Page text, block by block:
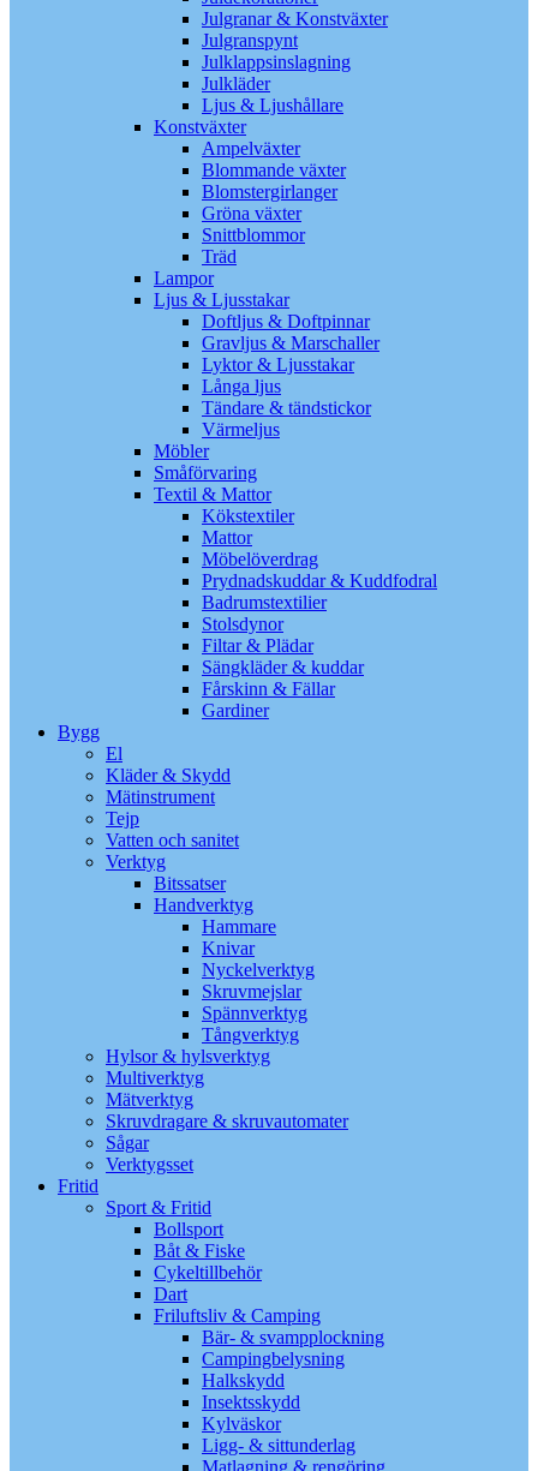
Julgranar & Konstväxter
Julgranspynt
Julklappsinslagning
Julkläder
Ljus & Ljushållare
Konstväxter
Ampelväxter
Blommande växter
Blomstergirlanger
Gröna växter
Snittblommor
Träd
Lampor
Ljus & Ljusstakar
Doftljus & Doftpinnar
Gravljus & Marschaller
Lyktor & Ljusstakar
Långa ljus
Tändare & tändstickor
Värmeljus
Möbler
Småförvaring
Textil & Mattor
Kökstextiler
Mattor
Möbelöverdrag
Prydnadskuddar & Kuddfodral
Badrumstextilier
Stolsdynor
Filtar & Plädar
Sängkläder & kuddar
Fårskinn & Fällar
Gardiner
Bygg
El
Kläder & Skydd
Mätinstrument
Tejp
Vatten och sanitet
Verktyg
Bitssatser
Handverktyg
Hammare
Knivar
Nyckelverktyg
Skruvmejslar
Spännverktyg
Tångverktyg
Hylsor & hylsverktyg
Multiverktyg
Mätverktyg
Skruvdragare & skruvautomater
Sågar
Verktygsset
Fritid
Sport & Fritid
Bollsport
Båt & Fiske
Cykeltillbehör
Dart
Friluftsliv & Camping
Bär- & svampplockning
Campingbelysning
Halkskydd
Insektsskydd
Kylväskor
Ligg- & sittunderlag
Matlagning & rengöring